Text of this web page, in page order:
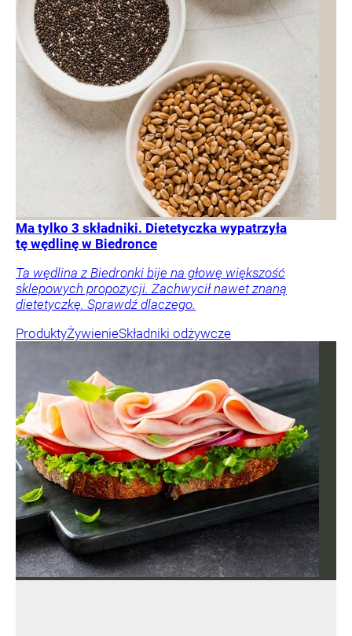
Ma tylko 3 składniki. Dietetyczka wypatrzyła
tę wędlinę w Biedronce
Ta wędlina z Biedronki bije na głowę większość
sklepowych propozycji. Zachwycił nawet znaną
dietetyczkę. Sprawdź dlaczego.
ProduktyŻywienieSkładniki odżywcze